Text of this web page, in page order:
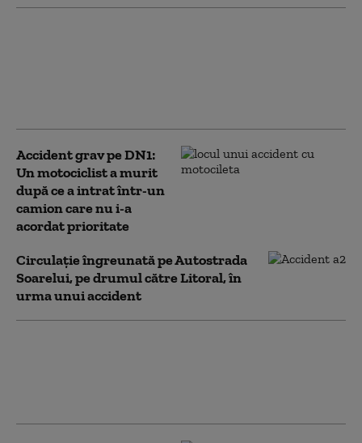
Accident grav pe DN1:
Un motociclist a murit
după ce a intrat într-un
camion care nu i-a
acordat prioritate
Circulație îngreunată pe Autostrada
Soarelui, pe drumul către Litoral, în
urma unui accident